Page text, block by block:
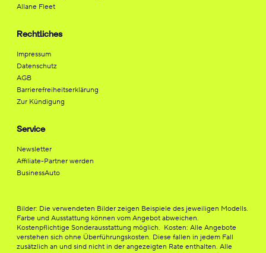
Allane Fleet
Rechtliches
Impressum
Datenschutz
AGB
Barrierefreiheitserklärung
Zur Kündigung
Service
Newsletter
Affiliate-Partner werden
BusinessAuto
Bilder: Die verwendeten Bilder zeigen Beispiele des jeweiligen Modells.
Farbe und Ausstattung können vom Angebot abweichen.
Kostenpflichtige Sonderausstattung möglich. Kosten: Alle Angebote
verstehen sich ohne Überführungskosten. Diese fallen in jedem Fall
zusätzlich an und sind nicht in der angezeigten Rate enthalten. Alle